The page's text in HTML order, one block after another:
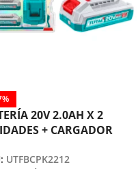
20V 2.0AH X 2
+ CARGADOR
UTFBCPK2212